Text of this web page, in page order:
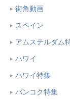
街角動画
スペイン
アムステルダム
ハワイ
ハワイ特集
バンコク特集